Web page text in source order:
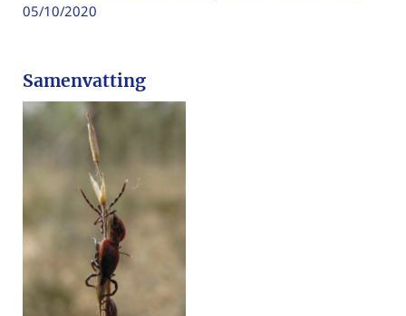
05/10/2020
Samenvatting